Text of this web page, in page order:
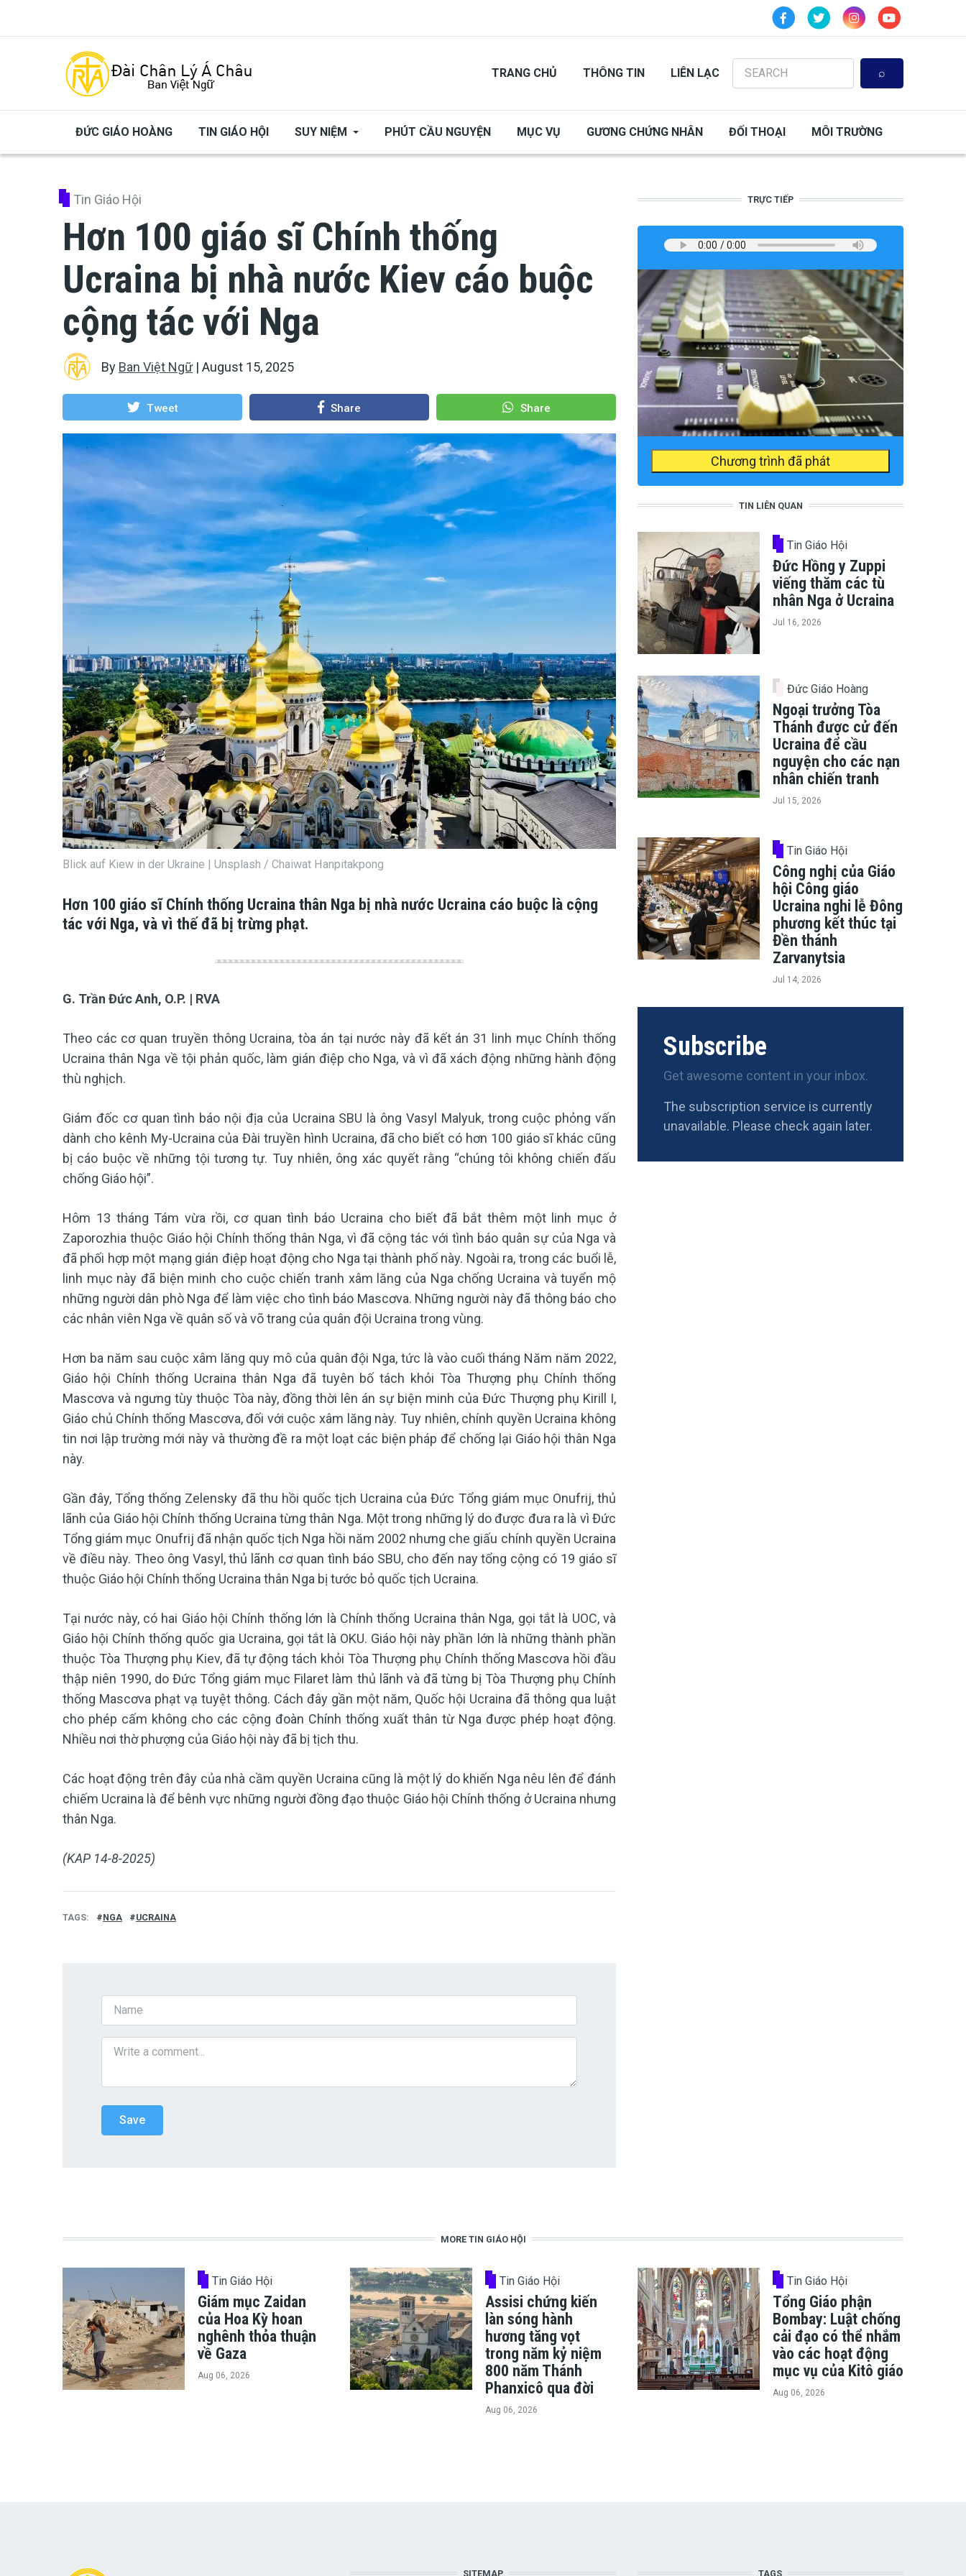
TRANG CHỦ THÔNG TIN LIÊN LẠC
Search
ĐỨC GIÁO HOÀNG TIN GIÁO HỘI SUY NIỆM PHÚT CẦU NGUYỆN MỤC VỤ GƯƠNG CHỨNG NHÂN ĐỐI THOẠI MÔI TRƯỜNG
Tin Giáo Hội
Hơn 100 giáo sĩ Chính thống
Ucraina bị nhà nước Kiev cáo buộc
cộng tác với Nga
By Ban Việt Ngữ| August 15, 2025
Tweet Share Share
Blick auf Kiew in der Ukraine | Unsplash / Chaiwat Hanpitakpong
Hơn 100 giáo sĩ Chính thống Ucraina thân Nga bị nhà nước Ucraina cáo buộc là cộng
tác với Nga, và vì thế đã bị trừng phạt.
G. Trần Đức Anh, O.P. | RVA
Theo các cơ quan truyền thông Ucraina, tòa án tại nước này đã kết án 31 linh mục Chính thống
Ucraina thân Nga về tội phản quốc, làm gián điệp cho Nga, và vì đã xách động những hành động
thù nghịch.
Giám đốc cơ quan tình báo nội địa của Ucraina SBU là ông Vasyl Malyuk, trong cuộc phỏng vấn
dành cho kênh My-Ucraina của Đài truyền hình Ucraina, đã cho biết có hơn 100 giáo sĩ khác cũng
bị cáo buộc về những tội tương tự. Tuy nhiên, ông xác quyết rằng “chúng tôi không chiến đấu
chống Giáo hội”.
Hôm 13 tháng Tám vừa rồi, cơ quan tình báo Ucraina cho biết đã bắt thêm một linh mục ở
Zaporozhia thuộc Giáo hội Chính thống thân Nga, vì đã cộng tác với tình báo quân sự của Nga và
đã phối hợp một mạng gián điệp hoạt động cho Nga tại thành phố này. Ngoài ra, trong các buổi lễ,
linh mục này đã biện minh cho cuộc chiến tranh xâm lăng của Nga chống Ucraina và tuyển mộ
những người dân phò Nga để làm việc cho tình báo Mascơva. Những người này đã thông báo cho
các nhân viên Nga về quân số và võ trang của quân đội Ucraina trong vùng.
Hơn ba năm sau cuộc xâm lăng quy mô của quân đội Nga, tức là vào cuối tháng Năm năm 2022,
Giáo hội Chính thống Ucraina thân Nga đã tuyên bố tách khỏi Tòa Thượng phụ Chính thống
Mascơva và ngưng tùy thuộc Tòa này, đồng thời lên án sự biện minh của Đức Thượng phụ Kirill I,
Giáo chủ Chính thống Mascơva, đối với cuộc xâm lăng này. Tuy nhiên, chính quyền Ucraina không
tin nơi lập trường mới này và thường đề ra một loạt các biện pháp để chống lại Giáo hội thân Nga
này.
Gần đây, Tổng thống Zelensky đã thu hồi quốc tịch Ucraina của Đức Tổng giám mục Onufrij, thủ
lãnh của Giáo hội Chính thống Ucraina từng thân Nga. Một trong những lý do được đưa ra là vì Đức
Tổng giám mục Onufrij đã nhận quốc tịch Nga hồi năm 2002 nhưng che giấu chính quyền Ucraina
về điều này. Theo ông Vasyl, thủ lãnh cơ quan tình báo SBU, cho đến nay tổng cộng có 19 giáo sĩ
thuộc Giáo hội Chính thống Ucraina thân Nga bị tước bỏ quốc tịch Ucraina.
Tại nước này, có hai Giáo hội Chính thống lớn là Chính thống Ucraina thân Nga, gọi tắt là UOC, và
Giáo hội Chính thống quốc gia Ucraina, gọi tắt là OKU. Giáo hội này phần lớn là những thành phần
thuộc Tòa Thượng phụ Kiev, đã tự động tách khỏi Tòa Thượng phụ Chính thống Mascơva hồi đầu
thập niên 1990, do Đức Tổng giám mục Filaret làm thủ lãnh và đã từng bị Tòa Thượng phụ Chính
thống Mascơva phạt vạ tuyệt thông. Cách đây gần một năm, Quốc hội Ucraina đã thông qua luật
cho phép cấm không cho các cộng đoàn Chính thống xuất thân từ Nga được phép hoạt động.
Nhiều nơi thờ phượng của Giáo hội này đã bị tịch thu.
Các hoạt động trên đây của nhà cầm quyền Ucraina cũng là một lý do khiến Nga nêu lên để đánh
chiếm Ucraina là để bênh vực những người đồng đạo thuộc Giáo hội Chính thống ở Ucraina nhưng
thân Nga.
(KAP 14-8-2025)
TAGS NGA UCRAINA
TRỰC TIẾP
Chương trình đã phát
TIN LIÊN QUAN
Tin Giáo Hội
Đức Hồng y Zuppi
viếng thăm các tù
nhân Nga ở Ucraina
Jul 16, 2026
Đức Giáo Hoàng
Ngoại trưởng Tòa
Thánh được cử đến
Ucraina để cầu
nguyện cho các nạn
nhân chiến tranh
Jul 15, 2026
Tin Giáo Hội
Công nghị của Giáo
hội Công giáo
Ucraina nghi lễ Đông
phương kết thúc tại
Đền thánh
Zarvanytsia
Jul 14, 2026
Subscribe
Get awesome content in your inbox.
The subscription service is currently
unavailable. Please check again later.
MORE TIN GIÁO HỘI
Tin Giáo Hội
Giám mục Zaidan
của Hoa Kỳ hoan
nghênh thỏa thuận
về Gaza
Aug 06, 2026
Tin Giáo Hội
Assisi chứng kiến
làn sóng hành
hương tăng vọt
trong năm kỷ niệm
800 năm Thánh
Phanxicô qua đời
Aug 06, 2026
Tin Giáo Hội
Tổng Giáo phận
Bombay: Luật chống
cải đạo có thể nhắm
vào các hoạt động
mục vụ của Kitô giáo
Aug 06, 2026
SITEMAP TAGS